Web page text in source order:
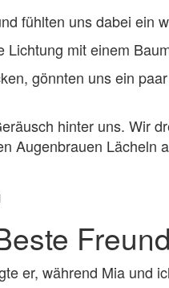
fühlten uns dabei ein
mit einem
gönnten uns ein
hinter uns. Wir
Augenbrauen Lächeln
er, während Mia und